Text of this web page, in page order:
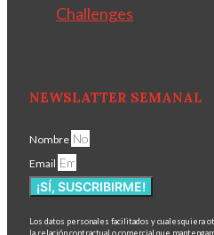
Challenges
NEWSLATTER SEMANAL
Nombre
Email
¡SÍ, SUSCRIBIRME!
Los datos personales facilitados y cualesquiera
la relación contractual o comercial que